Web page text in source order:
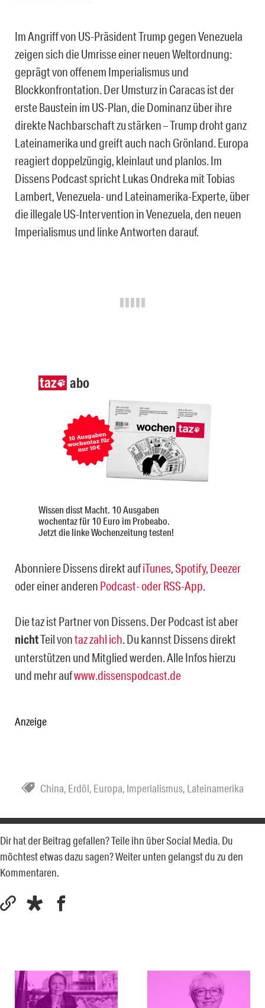
Im Angriff von US-Präsident Trump gegen Venezuela
zeigen sich die Umrisse einer neuen Weltordnung:
geprägt von offenem Imperialismus und
Blockkonfrontation. Der Umsturz in Caracas ist der
erste Baustein im US-Plan, die Dominanz über ihre
direkte Nachbarschaft zu stärken – Trump droht ganz
Lateinamerika und greift auch nach Grönland. Europa
reagiert doppelzüngig, kleinlaut und planlos. Im
Dissens Podcast spricht Lukas Ondreka mit Tobias
Lambert, Venezuela- und Lateinamerika-Experte, über
die illegale US-Intervention in Venezuela, den neuen
Imperialismus und linke Antworten darauf.
abo
Wissen disst Macht. 10 Ausgaben
wochentaz für 10 Euro im Probeabo.
Jetzt die linke Wochenzeitung testen!
Abonniere Dissens direkt aufiTunes,Spotify, Deezer
oder einer anderen Podcast- oder RSS-App.
Die taz ist Partner von Dissens. Der Podcast ist aber
nichtTeil vontaz zahl ich. Du kannst Dissens direkt
unterstützen und Mitglied werden. Alle Infos hierzu
und mehr aufwww.dissenspodcast.de
Anzeige
China, Erdöl, Europa, Imperialismus, Lateinamerika
Dir hat der Beitrag gefallen? Teile ihn über Social Media. Du
möchtest etwas dazu sagen? Weiter unten gelangst du zu den
Kommentaren.